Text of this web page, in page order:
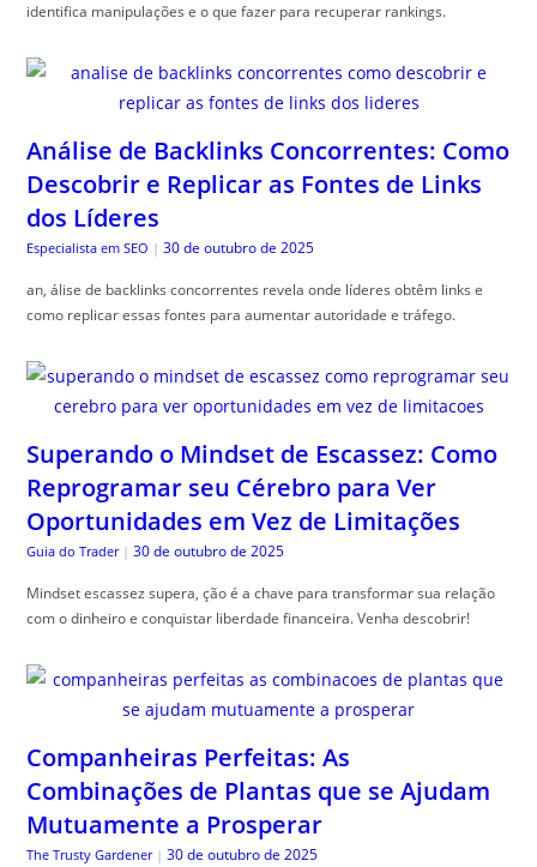
identifica manipulações e o que fazer para recuperar rankings.
Análise de Backlinks Concorrentes: Como
Descobrir e Replicar as Fontes de Links
dos Líderes
Especialista em SEO | 30 de outubro de 2025
an, álise de backlinks concorrentes revela onde líderes obtêm links e
como replicar essas fontes para aumentar autoridade e tráfego.
Superando o Mindset de Escassez: Como
Reprogramar seu Cérebro para Ver
Oportunidades em Vez de Limitações
Guia do Trader | 30 de outubro de 2025
Mindset escassez supera, ção é a chave para transformar sua relação
com o dinheiro e conquistar liberdade financeira. Venha descobrir!
Companheiras Perfeitas: As
Combinações de Plantas que se Ajudam
Mutuamente a Prosperar
The Trusty Gardener | 30 de outubro de 2025